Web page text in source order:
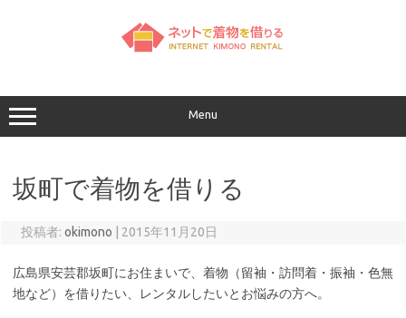
キ
ッ
プ
Menu
坂町で着物を借りる
投稿者: okimono 2015年11月20日
広島県安芸郡坂町にお住まいで、着物（留袖・訪問着・振袖・色無
地など）を借りたい、レンタルしたいとお悩みの方へ。